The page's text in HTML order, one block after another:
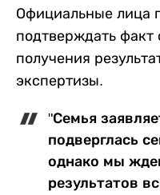
Официальные лица
подтверждать факт
получения
экспертизы.
"Семья
подверглась
однако мы
результатов